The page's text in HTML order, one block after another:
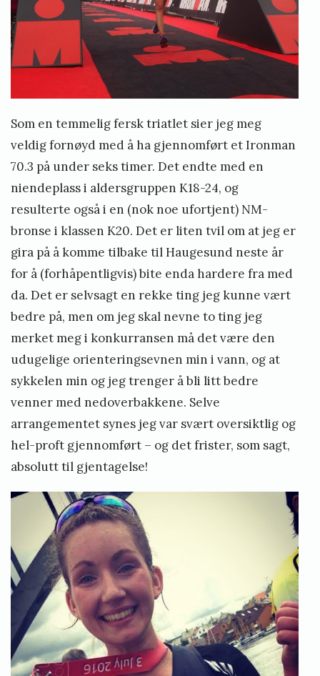
Som en temmelig fersk triatlet sier jeg meg
veldig fornøyd med å ha gjennomført et Ironman
70.3 på under seks timer. Det endte med en
niendeplass i aldersgruppen K18-24, og
resulterte også i en (nok noe ufortjent) NM-
bronse i klassen K20. Det er liten tvil om at jeg er
gira på å komme tilbake til Haugesund neste år
for å (forhåpentligvis) bite enda hardere fra med
da. Det er selvsagt en rekke ting jeg kunne vært
bedre på, men om jeg skal nevne to ting jeg
merket meg i konkurransen må det være den
udugelige orienteringsevnen min i vann, og at
sykkelen min og jeg trenger å bli litt bedre
venner med nedoverbakkene. Selve
arrangementet synes jeg var svært oversiktlig og
hel-proft gjennomført – og det frister, som sagt,
absolutt til gjentagelse!